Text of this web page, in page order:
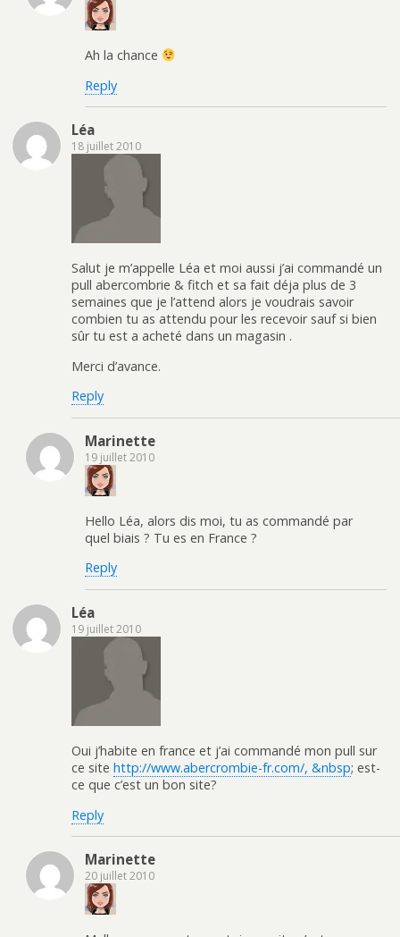
Ah la chance
Reply
Léa
18 juillet 2010
Salut je m’appelle Léa et moi aussi j’ai commandé un
pull abercombrie & fitch et sa fait déja plus de 3
semaines que je l’attend alors je voudrais savoir
combien tu as attendu pour les recevoir sauf si bien
sûr tu est a acheté dans un magasin .
Merci d’avance.
Reply
Marinette
19 juillet 2010
Hello Léa, alors dis moi, tu as commandé par
quel biais ? Tu es en France ?
Reply
Léa
19 juillet 2010
Oui j’habite en france et j’ai commandé mon pull sur
ce site http://www.abercrombie-fr.com/, &nbsp; est-
ce que c’est un bon site?
Reply
Marinette
20 juillet 2010